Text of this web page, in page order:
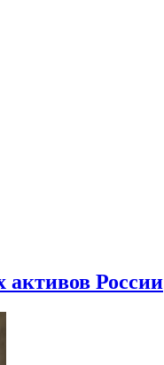
активов России